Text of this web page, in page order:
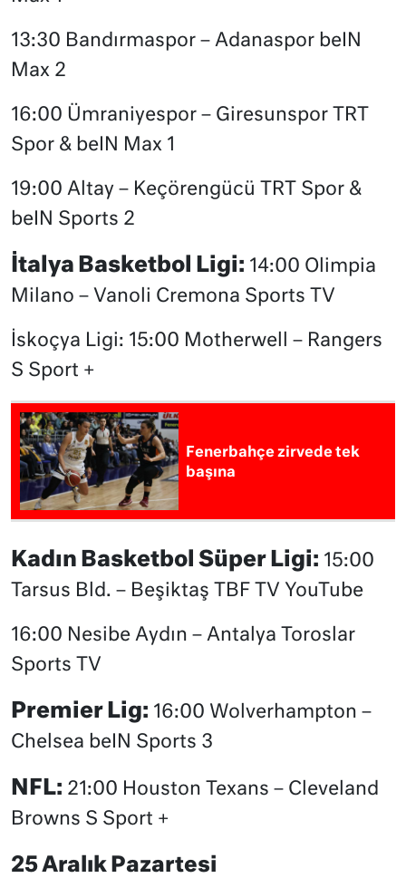
13:30 Bandırmaspor – Adanaspor beIN
Max 2
16:00 Ümraniyespor – Giresunspor TRT
Spor & beIN Max 1
19:00 Altay – Keçörengücü TRT Spor &
beIN Sports 2
İtalya Basketbol Ligi: 14:00 Olimpia
Milano – Vanoli Cremona Sports TV
İskoçya Ligi: 15:00 Motherwell – Rangers
S Sport +
Fenerbahçe zirvede tek
başına
Kadın Basketbol Süper Ligi: 15:00
Tarsus Bld. – Beşiktaş TBF TV YouTube
16:00 Nesibe Aydın – Antalya Toroslar
Sports TV
Premier Lig: 16:00 Wolverhampton –
Chelsea beIN Sports 3
NFL: 21:00 Houston Texans – Cleveland
Browns S Sport +
25 Aralık Pazartesi